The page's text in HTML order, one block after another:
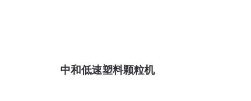
中和低速塑料颗粒机